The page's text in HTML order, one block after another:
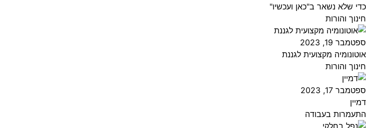
כדי שלא נשאר ב"כאן ועכשיו"
חינוך והורות
ספטמבר 19, 2023
אוטונומיה מקצועית לגננת
חינוך והורות
ספטמבר 17, 2023
דמיין
התעמרות בעבודה